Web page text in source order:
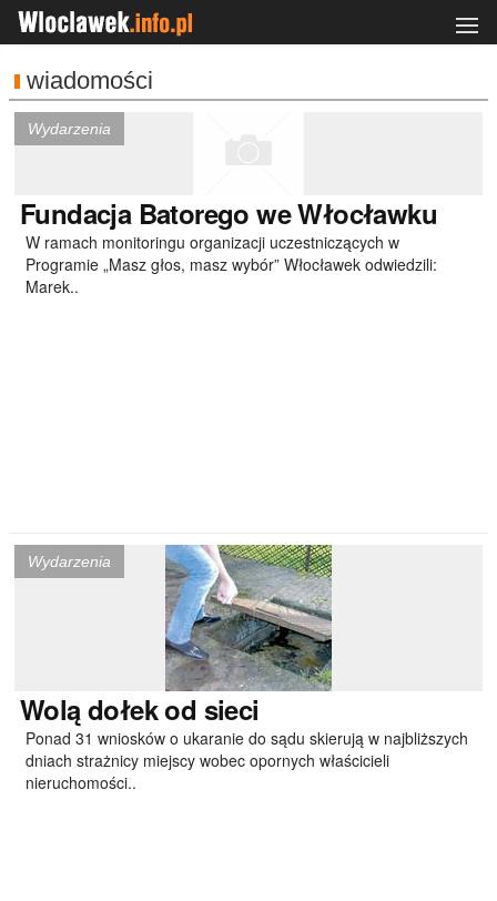
wiadomości
Wydarzenia
FundacjaBatorego we Włocławku
W ramach monitoringu organizacji uczestniczących w
Programie „Masz głos, masz wybór” Włocławek odwiedzili:
Marek..
Wydarzenia
Wolądołek od sieci
Ponad 31 wniosków o ukaranie do sądu skierują w najbliższych
dniach strażnicy miejscy wobec opornych właścicieli
nieruchomości..